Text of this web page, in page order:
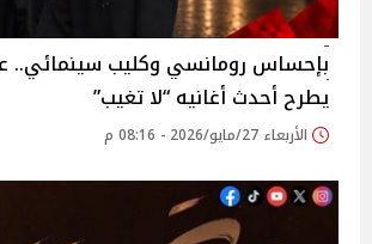
بإحساس رومانسي وكليب سينمائي..
يطرح أحدث أغانيه “لا تغيب”
الأربعاء 27/مايو/2026 - 08:16 م